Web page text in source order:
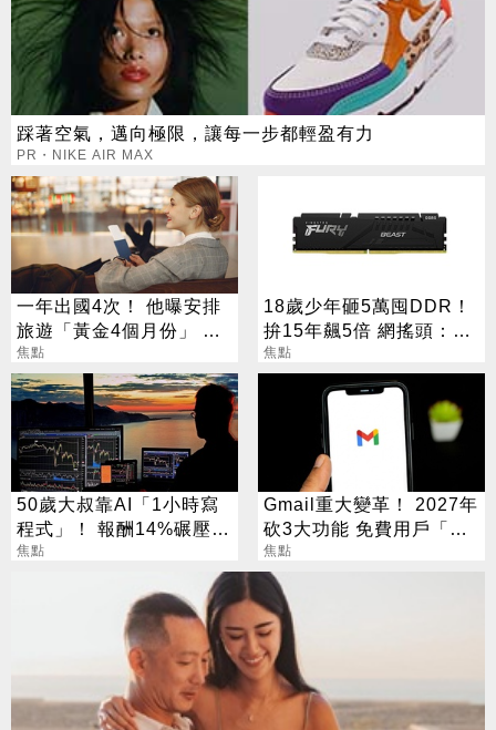
踩著空氣，邁向極限，讓每一步都輕盈有力
PR・NIKE AIR MAX
一年出國4次！ 他曝安排
旅遊「黃金4個月份」 卡
對整年活在期待中
焦點
18歲少年砸5萬囤DDR！
拚15年飆5倍 網搖頭：會
報廢
焦點
50歲大叔靠AI「1小時寫
程式」！ 報酬14%碾壓標
普 直接辭職去炒股
焦點
Gmail重大變革！ 2027年
砍3大功能 免費用戶「這
好康」不能用了
焦點